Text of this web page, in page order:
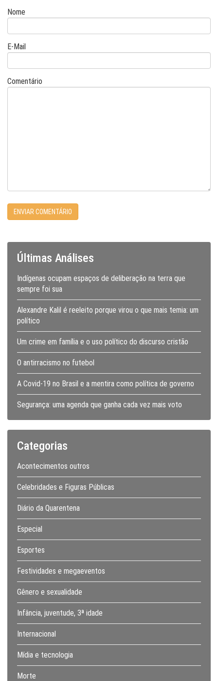
Nome
E-Mail
Comentário
Últimas Análises
Indígenas ocupam espaços de deliberação na terra que
sempre foi sua
Alexandre Kalil é reeleito porque virou o que mais temia: um
político
Um crime em família e o uso político do discurso cristão
O antirracismo no futebol
A Covid-19 no Brasil e a mentira como política de governo
Segurança: uma agenda que ganha cada vez mais voto
Categorias
Acontecimentos outros
Celebridades e Figuras Públicas
Diário da Quarentena
Especial
Esportes
Festividades e megaeventos
Gênero e sexualidade
Infância, juventude, 3ª idade
Internacional
Mídia e tecnologia
Morte